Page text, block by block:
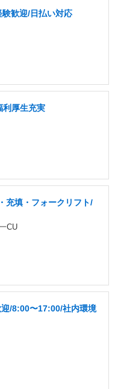
歓迎/日払い対応
利厚生充実
充填・フォークリフト/
CU
/8:00〜17:00/社内環境